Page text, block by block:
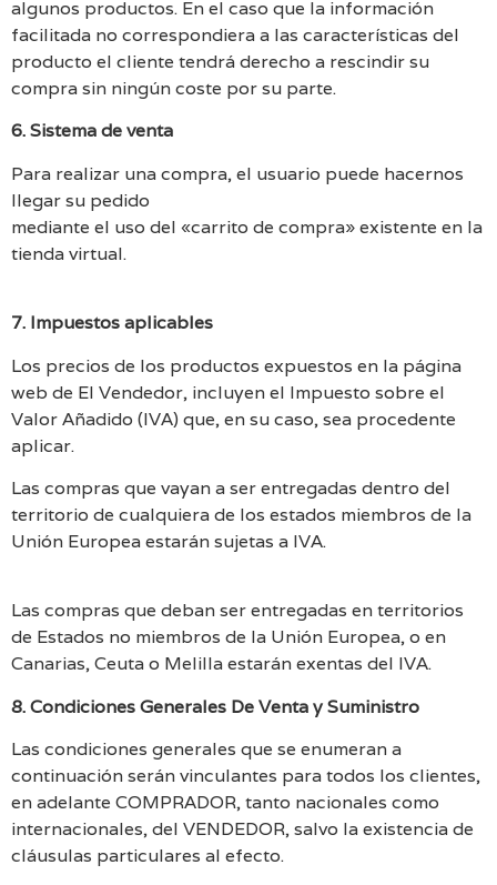
algunos productos. En el caso que la información
facilitada no correspondiera a las características del
producto el cliente tendrá derecho a rescindir su
compra sin ningún coste por su parte.
6. Sistema de venta
Para realizar una compra, el usuario puede hacernos
llegar su pedido
mediante el uso del «carrito de compra» existente en la
tienda virtual.
7. Impuestos aplicables
Los precios de los productos expuestos en la página
web de El Vendedor, incluyen el Impuesto sobre el
Valor Añadido (IVA) que, en su caso, sea procedente
aplicar.
Las compras que vayan a ser entregadas dentro del
territorio de cualquiera de los estados miembros de la
Unión Europea estarán sujetas a IVA.
Las compras que deban ser entregadas en territorios
de Estados no miembros de la Unión Europea, o en
Canarias, Ceuta o Melilla estarán exentas del IVA.
8. Condiciones Generales De Venta y Suministro
Las condiciones generales que se enumeran a
continuación serán vinculantes para todos los clientes,
en adelante COMPRADOR, tanto nacionales como
internacionales, del VENDEDOR, salvo la existencia de
cláusulas particulares al efecto.